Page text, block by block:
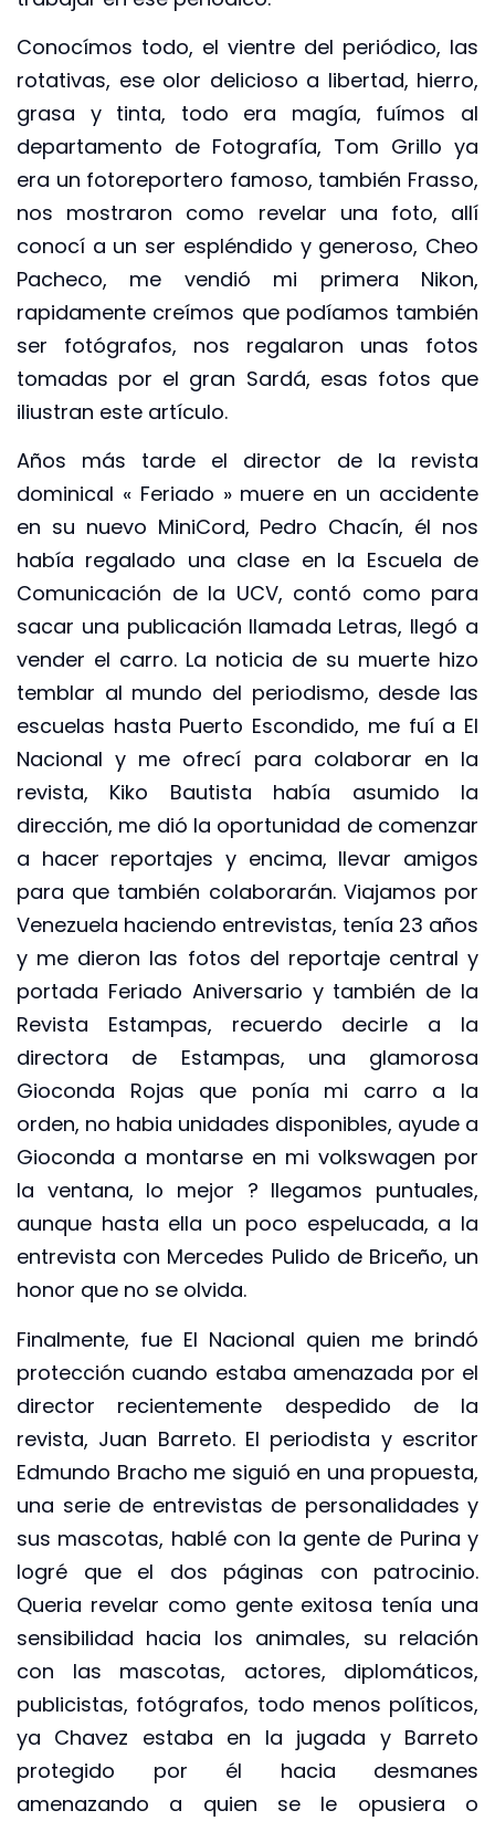
Conocímos todo, el vientre del periódico, las
rotativas, ese olor delicioso a libertad, hierro,
grasa y tinta, todo era magía, fuímos al
departamento de Fotografía, Tom Grillo ya
era un fotoreportero famoso, también Frasso,
nos mostraron como revelar una foto, allí
conocí a un ser espléndido y generoso, Cheo
Pacheco, me vendió mi primera Nikon,
rapidamente creímos que podíamos también
ser fotógrafos, nos regalaron unas fotos
tomadas por el gran Sardá, esas fotos que
iliustran este artículo.
Años más tarde el director de la revista
dominical « Feriado » muere en un accidente
en su nuevo MiniCord, Pedro Chacín, él nos
había regalado una clase en la Escuela de
Comunicación de la UCV, contó como para
sacar una publicación llamada Letras, llegó a
vender el carro. La noticia de su muerte hizo
temblar al mundo del periodismo, desde las
escuelas hasta Puerto Escondido, me fuí a El
Nacional y me ofrecí para colaborar en la
revista, Kiko Bautista había asumido la
dirección, me dió la oportunidad de comenzar
a hacer reportajes y encima, llevar amigos
para que también colaborarán. Viajamos por
Venezuela haciendo entrevistas, tenía 23 años
y me dieron las fotos del reportaje central y
portada Feriado Aniversario y también de la
Revista Estampas, recuerdo decirle a la
directora de Estampas, una glamorosa
Gioconda Rojas que ponía mi carro a la
orden, no habia unidades disponibles, ayude a
Gioconda a montarse en mi volkswagen por
la ventana, lo mejor ? llegamos puntuales,
aunque hasta ella un poco espelucada, a la
entrevista con Mercedes Pulido de Briceño, un
honor que no se olvida.
Finalmente, fue El Nacional quien me brindó
protección cuando estaba amenazada por el
director recientemente despedido de la
revista, Juan Barreto. El periodista y escritor
Edmundo Bracho me siguió en una propuesta,
una serie de entrevistas de personalidades y
sus mascotas, hablé con la gente de Purina y
logré que el dos páginas con patrocinio.
Queria revelar como gente exitosa tenía una
sensibilidad hacia los animales, su relación
con las mascotas, actores, diplomáticos,
publicistas, fotógrafos, todo menos políticos,
ya Chavez estaba en la jugada y Barreto
protegido por él hacia desmanes
amenazando a quien se le opusiera o